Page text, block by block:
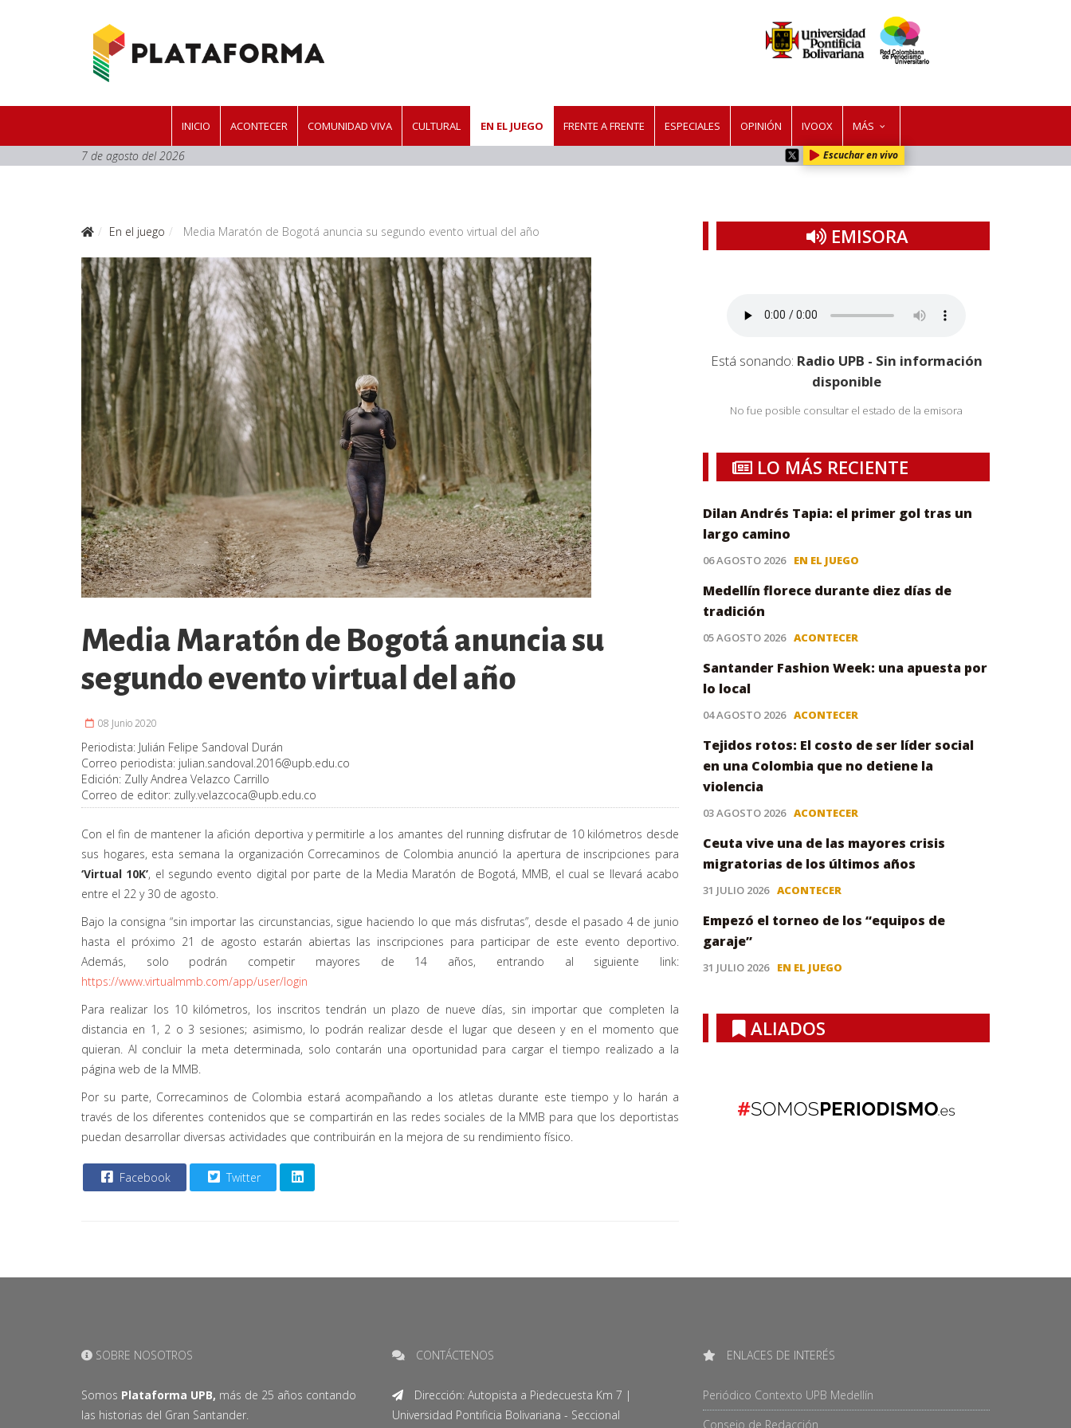
INICIO ACONTECER COMUNIDAD VIVA CULTURAL EN EL JUEGO FRENTE A FRENTE ESPECIALES OPINIÓN IVOOX MÁS
7 de agosto del 2026 Escuchar en vivo
En el juego Media Maratón de Bogotá anuncia su segundo evento virtual del año
Media Maratón de Bogotá anuncia su
segundo evento virtual del año
08 Junio 2020
Periodista: Julián Felipe Sandoval Durán
Correo periodista: julian.sandoval.2016@upb.edu.co
Edición: Zully Andrea Velazco Carrillo
Correo de editor: zully.velazcoca@upb.edu.co
Con el fin de mantener la afición deportiva y permitirle a los amantes del running disfrutar de 10 kilómetros desde
sus hogares, esta semana la organización Correcaminos de Colombia anunció la apertura de inscripciones para
‘Virtual 10K’, el segundo evento digital por parte de la Media Maratón de Bogotá, MMB, el cual se llevará acabo
entre el 22 y 30 de agosto.
Bajo la consigna “sin importar las circunstancias, sigue haciendo lo que más disfrutas”, desde el pasado 4 de junio
hasta el próximo 21 de agosto estarán abiertas las inscripciones para participar de este evento deportivo.
Además, solo podrán competir mayores de 14 años, entrando al siguiente link:
https://www.virtualmmb.com/app/user/login
Para realizar los 10 kilómetros, los inscritos tendrán un plazo de nueve días, sin importar que completen la
distancia en 1, 2 o 3 sesiones; asimismo, lo podrán realizar desde el lugar que deseen y en el momento que
quieran. Al concluir la meta determinada, solo contarán una oportunidad para cargar el tiempo realizado a la
página web de la MMB.
Por su parte, Correcaminos de Colombia estará acompañando a los atletas durante este tiempo y lo harán a
través de los diferentes contenidos que se compartirán en las redes sociales de la MMB para que los deportistas
puedan desarrollar diversas actividades que contribuirán en la mejora de su rendimiento físico.
Facebook Twitter
EMISORA
Está sonando: Radio UPB - Sin información
disponible
No fue posible consultar el estado de la emisora
LO MÁS RECIENTE
Dilan Andrés Tapia: el primer gol tras un
largo camino
06 AGOSTO 2026 EN EL JUEGO
Medellín florece durante diez días de
tradición
05 AGOSTO 2026 ACONTECER
Santander Fashion Week: una apuesta por
lo local
04 AGOSTO 2026 ACONTECER
Tejidos rotos: El costo de ser líder social
en una Colombia que no detiene la
violencia
03 AGOSTO 2026 ACONTECER
Ceuta vive una de las mayores crisis
migratorias de los últimos años
31 JULIO 2026 ACONTECER
Empezó el torneo de los “equipos de
garaje”
31 JULIO 2026 EN EL JUEGO
ALIADOS
SOBRE NOSOTROS
Somos Plataforma UPB, más de 25 años contando
las historias del Gran Santander.
CONTÁCTENOS
Dirección: Autopista a Piedecuesta Km 7 |
Universidad Pontificia Bolivariana - Seccional
ENLACES DE INTERÉS
Periódico Contexto UPB Medellín
Consejo de Redacción